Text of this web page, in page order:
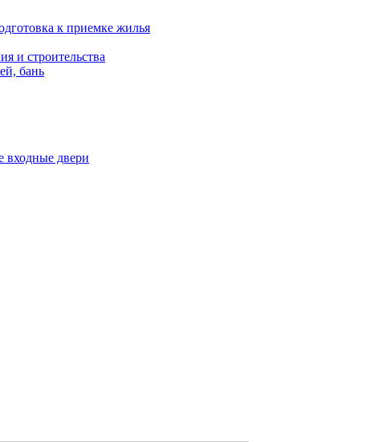
к приемке жилья
и строительства
бань
входные двери